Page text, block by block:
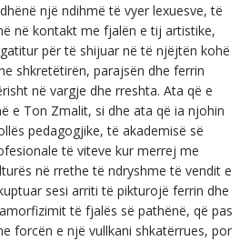
një ndihmë të vyer lexuesve, të
në kontakt me fjalën e tij artistike,
për të shijuar në të njëjtën kohë
shkretëtirën, parajsën dhe ferrin
në vargje dhe rreshta. Ata që e
e Ton Zmalit, si dhe ata që ia njohin
pedagogjike, të akademisë së
të viteve kur merrej me
në rrethe të ndryshme të vendit e
sesi arriti të pikturojë ferrin dhe
të fjalës së pathënë, që pas
forcën e një vullkani shkatërrues, por